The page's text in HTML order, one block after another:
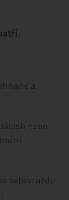
a
nebo
sebevraždu